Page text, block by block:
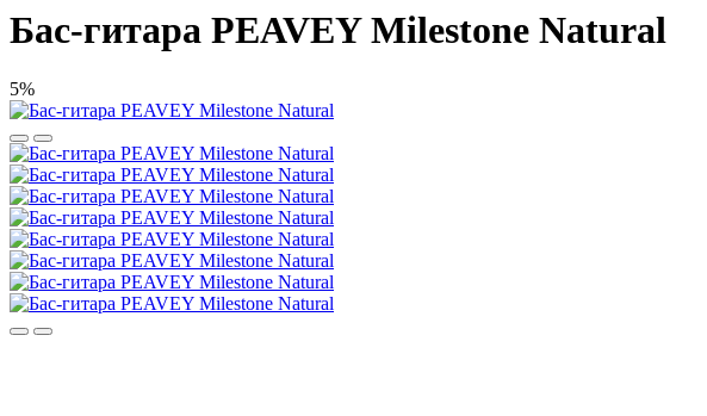
Бас-гитара PEAVEY Milestone Natural
5%